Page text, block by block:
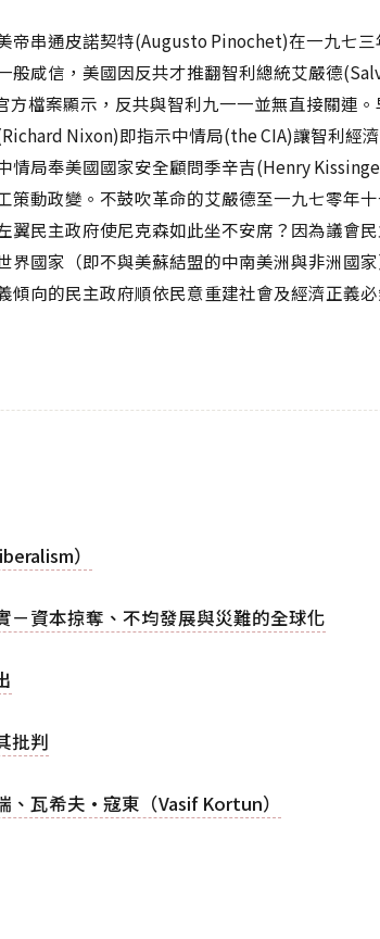
帝串通皮諾契特(Augusto Pinochet)在一九七三
般咸信，美國因反共才推翻智利總統艾嚴德
檔案顯示，反共與智利九一一並無直接關連
Nixon)即指示中情局(the CIA)讓智利經
情局奉美國國家安全顧問季辛吉(Henry
策動政變。不鼓吹革命的艾嚴德至一九七零年
翼民主政府使尼克森如此坐不安席？因為議會
界國家（即不與美蘇結盟的中南美洲與非洲國家
傾向的民主政府順依民意重建社會及經濟正義
）
－資本掠奪、不均發展與災難的全球化
批判
瓦希夫·寇東（Vasif Kortun）